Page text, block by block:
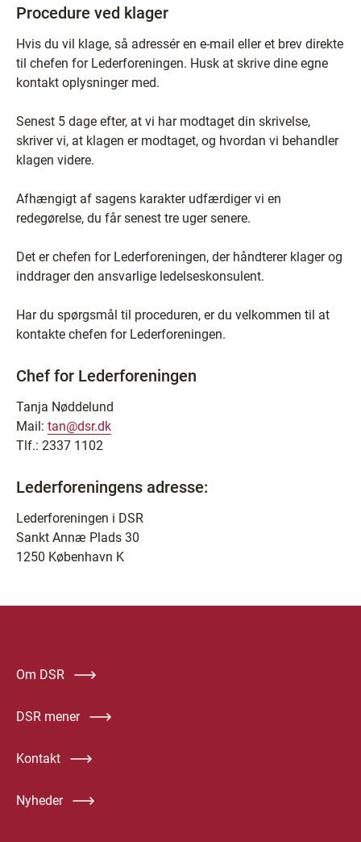
Procedure ved klager
Hvis du vil klage, så adressér en e-mail eller et brev direkte
til chefen for Lederforeningen. Husk at skrive dine egne
kontakt oplysninger med.
Senest 5 dage efter, at vi har modtaget din skrivelse,
skriver vi, at klagen er modtaget, og hvordan vi behandler
klagen videre.
Afhængigt af sagens karakter udfærdiger vi en
redegørelse, du får senest tre uger senere.
Det er chefen for Lederforeningen, der håndterer klager og
inddrager den ansvarlige ledelseskonsulent.
Har du spørgsmål til proceduren, er du velkommen til at
kontakte chefen for Lederforeningen.
Chef for Lederforeningen
Tanja Nøddelund
Mail: tan@dsr.dk
Tlf.: 2337 1102
Lederforeningens adresse:
Lederforeningen i DSR
Sankt Annæ Plads 30
1250 København K
Om DSR
DSR mener
Kontakt
Nyheder